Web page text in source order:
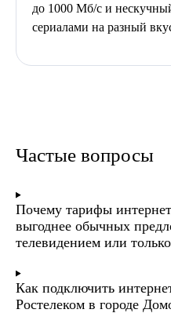
до 1000 Мб/с и
сериалами на разный
Частые вопросы
Почему тарифы
выгоднее обычных
телевидением или
Как подключить
Ростелеком в городе